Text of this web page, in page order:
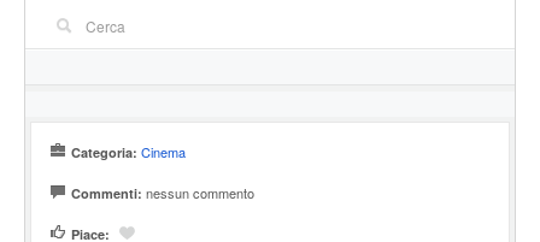
Categoria: Cinema
Commenti: nessun commento
Piace: